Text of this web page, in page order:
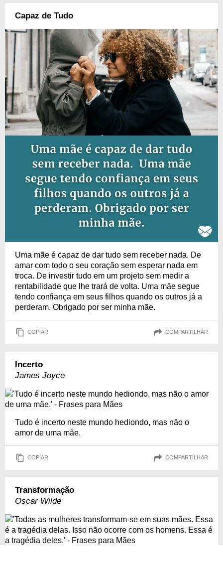
Capaz de Tudo
Uma mãe é capaz de dar tudo sem receber nada. De
amar com todo o seu coração sem esperar nada em
troca. De investir tudo em um projeto sem medir a
rentabilidade que lhe trará de volta. Uma mãe segue
tendo confiança em seus filhos quando os outros já a
perderam. Obrigado por ser minha mãe.
COPIAR COMPARTILHAR
Incerto
James Joyce
Tudo é incerto neste mundo hediondo, mas não o
amor de uma mãe.
COPIAR COMPARTILHAR
Transformação
Oscar Wilde